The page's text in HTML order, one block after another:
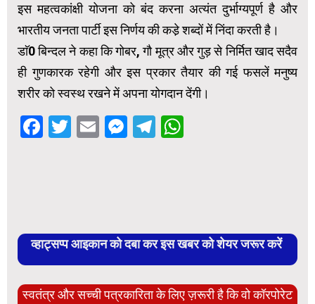
इस महत्वकांक्षी योजना को बंद करना अत्यंत दुर्भाग्यपूर्ण है और
भारतीय जनता पार्टी इस निर्णय की कडे़ शब्दों में निंदा करती है।
डाॅ0 बिन्दल ने कहा कि गोबर, गौ मूत्र और गुड़ से निर्मित खाद सदैव
ही गुणकारक रहेगी और इस प्रकार तैयार की गई फसलें मनुष्य
शरीर को स्वस्थ रखने में अपना योगदान देंगी।
Facebook
Twitter
EmailMessenger
Telegram
व्हाट्सप्प आइकान को दबा कर इस खबर को शेयर जरूर करें
स्वतंत्र और सच्ची पत्रकारिता के लिए ज़रूरी है कि वो कॉरपोरेट